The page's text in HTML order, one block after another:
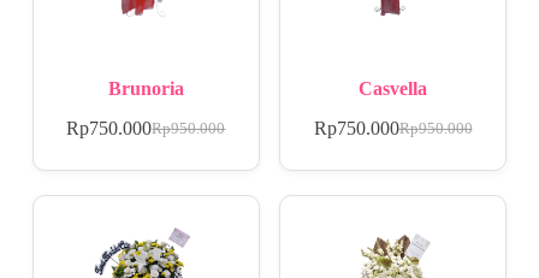
Brunoria
Rp950.000
Rp750.000
Casvella
Rp950.000
Rp750.000